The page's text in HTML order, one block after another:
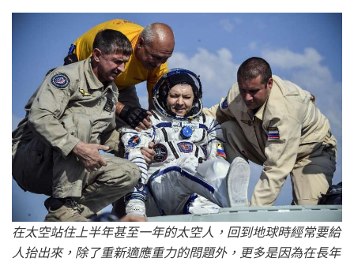
在太空站住上半年甚至一年的太空人，回到地球時經常要給
人抬出來，除了重新適應重力的問題外，更多是因為在長年